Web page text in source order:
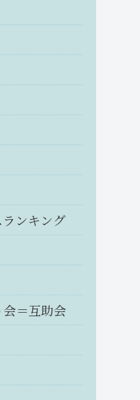
ンキング
＝互助会